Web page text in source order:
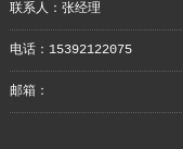
联系人：张经理
电话：15392122075
邮箱：